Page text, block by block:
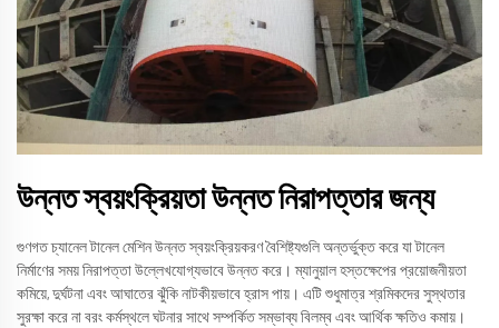
উন্নত স্বয়ংক্রিয়তা উন্নত নিরাপত্তার জন্য
গুণগত চ্যানেল টানেল মেশিন উন্নত স্বয়ংক্রিয়করণ বৈশিষ্ট্যগুলি অন্তর্ভুক্ত করে যা টানেল
নির্মাণের সময় নিরাপত্তা উল্লেখযোগ্যভাবে উন্নত করে। ম্যানুয়াল হস্তক্ষেপের প্রয়োজনীয়তা
কমিয়ে, দুর্ঘটনা এবং আঘাতের ঝুঁকি নাটকীয়ভাবে হ্রাস পায়। এটি শুধুমাত্র শ্রমিকদের সুস্থতার
সুরক্ষা করে না বরং কর্মস্থলে ঘটনার সাথে সম্পর্কিত সম্ভাব্য বিলম্ব এবং আর্থিক ক্ষতিও কমায়।